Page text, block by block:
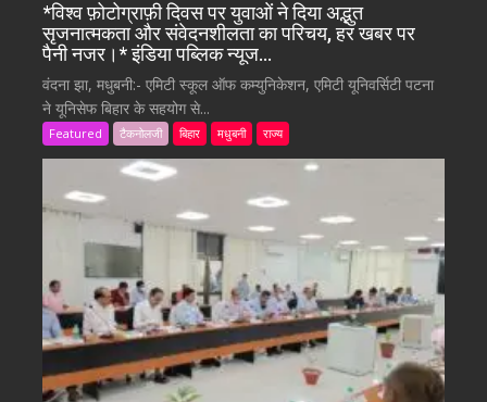
*विश्व फ़ोटोग्राफ़ी दिवस पर युवाओं ने दिया अद्भुत
सृजनात्मकता और संवेदनशीलता का परिचय, हर खबर पर
पैनी नजर।* इंडिया पब्लिक न्यूज…
वंदना झा, मधुबनी:- एमिटी स्कूल ऑफ कम्युनिकेशन, एमिटी यूनिवर्सिटी पटना
ने यूनिसेफ बिहार के सहयोग से...
Featured टैकनोलजी बिहार मधुबनी राज्य